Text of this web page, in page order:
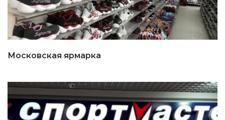
Московская ярмарка